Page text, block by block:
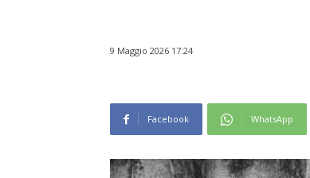
9 Maggio 2026 17:24
Facebook WhatsApp